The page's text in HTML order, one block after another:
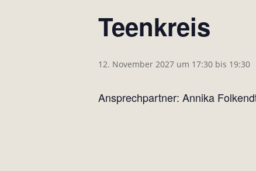
Teenkreis
12. November 2027 um 17:30 bis 19:30
Ansprechpartner: Annika